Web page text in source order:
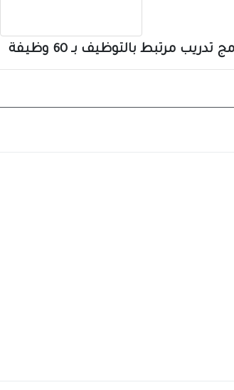
مرتبط بالتوظيف بـ 60 وظيفة